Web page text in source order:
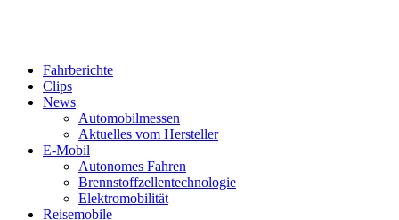
Fahrberichte
Clips
News
Automobilmessen
Aktuelles vom Hersteller
E-Mobil
Autonomes Fahren
Brennstoffzellentechnologie
Elektromobilität
Reisemobile